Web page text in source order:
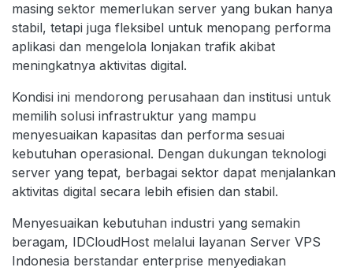
masing sektor memerlukan server yang bukan hanya
stabil, tetapi juga fleksibel untuk menopang performa
aplikasi dan mengelola lonjakan trafik akibat
meningkatnya aktivitas digital.
Kondisi ini mendorong perusahaan dan institusi untuk
memilih solusi infrastruktur yang mampu
menyesuaikan kapasitas dan performa sesuai
kebutuhan operasional. Dengan dukungan teknologi
server yang tepat, berbagai sektor dapat menjalankan
aktivitas digital secara lebih efisien dan stabil.
Menyesuaikan kebutuhan industri yang semakin
beragam, IDCloudHost melalui layanan Server VPS
Indonesia berstandar enterprise menyediakan